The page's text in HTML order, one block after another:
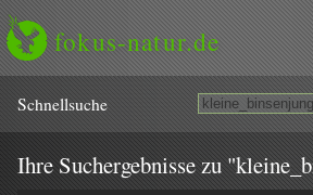
fokus-natur.de
Schnell­suche
Ihre Suchergebnisse zu